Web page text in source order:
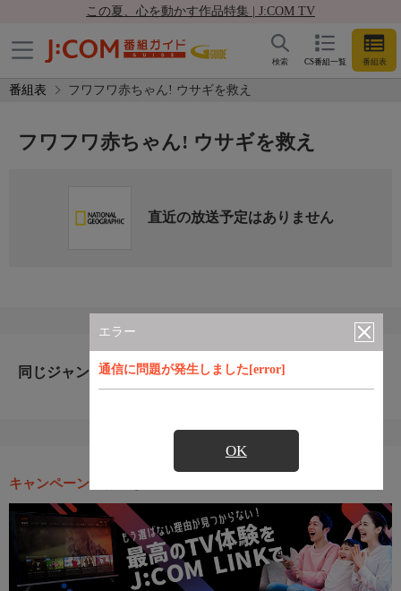
この夏、心を動かす作品特集 | J:COM TV
CS番組一覧 番組表
検索
番組表 フワフワ赤ちゃん! ウサギを救え
エラー
通信に問題が発生しました[error]
OK
フワフワ赤ちゃん! ウサギを救え
直近の放送予定はありません
同じジャンルのおすすめ番組
キャンペーン・お得な情報